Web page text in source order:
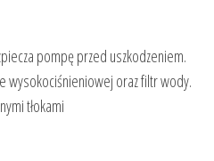
pompę przed uszkodzeniem.
wysokociśnieniowej oraz filtr wody.
tłokami